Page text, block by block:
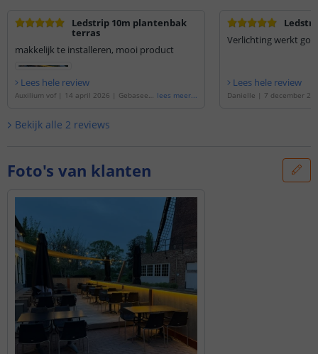
Ledstrip 10m plantenbak
terras
makkelijk te installeren, mooi product
Lees hele review
Auxilium vof | 14 april 2026 | Gebaseerd lees meer...
Verlichting werkt
Lees hele review
Danielle | 7 december
Bekijk alle 2 reviews
Foto's van klanten